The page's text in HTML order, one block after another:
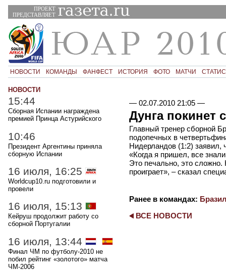
ПРОЕКТ
ПРЕДСТАВЛЯЕТ
НОВОСТИ КОМАНДЫ ФАНФЕСТ ИСТОРИЯ ФОТО МАТЧИ
— 02.07.2010 21:05—
Дунга покинет
Главный тренер сборной
подопечных в
Нидерландов (1:2) заявил,
«Когда я пришел, все
Это печально, это сложно.
проиграет», – сказал
Ранее в командах:
ВСЕ НОВОСТИ
НОВОСТИ
15:44
Сборная Испании награждена
премией Принца Астурийского
10:46
Президент Аргентины приняла
сборную Испании
16 июля, 16:25
Worldcup10.ru подготовили и
провели
16 июля, 15:13
Кейруш продолжит работу со
сборной Португалии
16 июля, 13:44
Финал ЧМ по футболу-2010 не
побил рейтинг «золотого» матча
ЧМ-2006